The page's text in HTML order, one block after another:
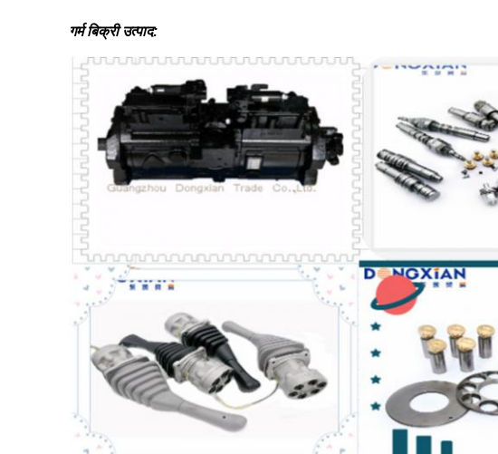
गर्म बिक्री उत्पाद: